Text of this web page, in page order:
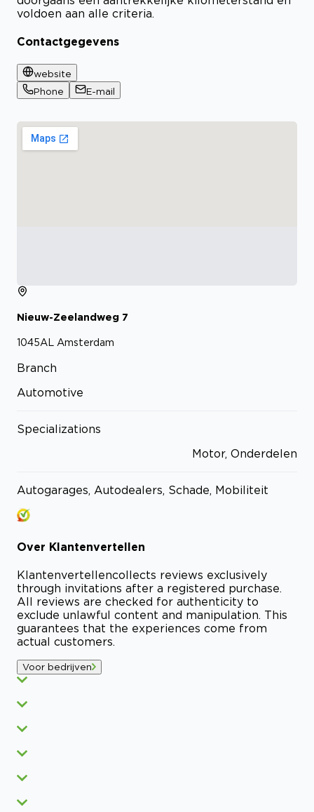
voldoen aan alle criteria.
Contactgegevens
website
Phone
E-mail
Nieuw-Zeelandweg 7
1045AL Amsterdam
Branch
Automotive
Specializations
Motor, Onderdelen
Autogarages, Autodealers, Schade, Mobiliteit
Over Klantenvertellen
Klantenvertellencollects reviews exclusively
through invitations after a registered purchase.
All reviews are checked for authenticity to
exclude unlawful content and manipulation. This
guarantees that the experiences come from
actual customers.
Voor bedrijven